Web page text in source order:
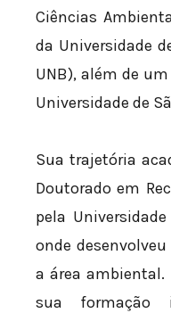
Ciências
da Universidade
UNB), além de
Universidade de
Sua trajetória
Doutorado em
pela
onde
a área
sua formação